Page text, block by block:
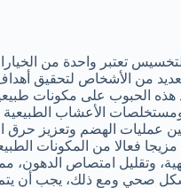
تعتبر واحدة من
العديد من الأشخاص لتحقيق
هذه الحبوب على مكونات
الأعشاب الطبيعية
عمليات الهضم وتعزيز حرق
مزيجا فعالا من المكونات
وتقليل امتصاص الدهون،
صحي ومع ذلك، يجب أن